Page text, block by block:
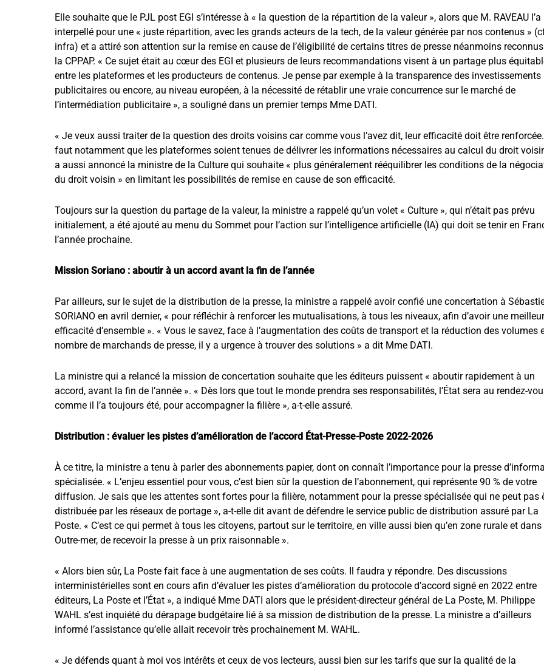
Elle souhaite que le PJL post EGI s’intéresse à « la question de la répartition de la valeur », alors que M. RAVEAU l’a
interpellé pour une « juste répartition, avec les grands acteurs de la tech, de la valeur générée par nos contenus »
infra) et a attiré son attention sur la remise en cause de l’éligibilité de certains titres de presse néanmoins
la CPPAP. « Ce sujet était au cœur des EGI et plusieurs de leurs recommandations visent à un partage plus
entre les plateformes et les producteurs de contenus. Je pense par exemple à la transparence des investissements
publicitaires ou encore, au niveau européen, à la nécessité de rétablir une vraie concurrence sur le marché de
l’intermédiation publicitaire », a souligné dans un premier temps Mme DATI.
« Je veux aussi traiter de la question des droits voisins car comme vous l’avez dit, leur efficacité doit être
faut notamment que les plateformes soient tenues de délivrer les informations nécessaires au calcul du droit
a aussi annoncé la ministre de la Culture qui souhaite « plus généralement rééquilibrer les conditions de la
du droit voisin » en limitant les possibilités de remise en cause de son efficacité.
Toujours sur la question du partage de la valeur, la ministre a rappelé qu’un volet « Culture », qui n’était pas prévu
initialement, a été ajouté au menu du Sommet pour l’action sur l’intelligence artificielle (IA) qui doit se tenir en
l’année prochaine.
Mission Soriano : aboutir à un accord avant la fin de l’année
Par ailleurs, sur le sujet de la distribution de la presse, la ministre a rappelé avoir confié une concertation à
SORIANO en avril dernier, « pour réfléchir à renforcer les mutualisations, à tous les niveaux, afin d’avoir une
efficacité d’ensemble ». « Vous le savez, face à l’augmentation des coûts de transport et la réduction des volumes
nombre de marchands de presse, il y a urgence à trouver des solutions » a dit Mme DATI.
La ministre qui a relancé la mission de concertation souhaite que les éditeurs puissent « aboutir rapidement à un
accord, avant la fin de l’année ». « Dès lors que tout le monde prendra ses responsabilités, l’État sera au rendez-
comme il l’a toujours été, pour accompagner la filière », a-t-elle assuré.
Distribution : évaluer les pistes d’amélioration de l’accord État-Presse-Poste 2022-2026
À ce titre, la ministre a tenu à parler des abonnements papier, dont on connaît l’importance pour la presse
spécialisée. « L’enjeu essentiel pour vous, c’est bien sûr la question de l’abonnement, qui représente 90 % de votre
diffusion. Je sais que les attentes sont fortes pour la filière, notamment pour la presse spécialisée qui ne peut pas
distribuée par les réseaux de portage », a-t-elle dit avant de défendre le service public de distribution assuré par La
Poste. « C’est ce qui permet à tous les citoyens, partout sur le territoire, en ville aussi bien qu’en zone rurale et dans
Outre-mer, de recevoir la presse à un prix raisonnable ».
« Alors bien sûr, La Poste fait face à une augmentation de ses coûts. Il faudra y répondre. Des discussions
interministérielles sont en cours afin d’évaluer les pistes d’amélioration du protocole d’accord signé en 2022 entre
éditeurs, La Poste et l’État », a indiqué Mme DATI alors que le président-directeur général de La Poste, M. Philippe
WAHL s’est inquiété du dérapage budgétaire lié à sa mission de distribution de la presse. La ministre a d’ailleurs
informé l’assistance qu’elle allait recevoir très prochainement M. WAHL.
« Je défends quant à moi vos intérêts et ceux de vos lecteurs, aussi bien sur les tarifs que sur la qualité de la